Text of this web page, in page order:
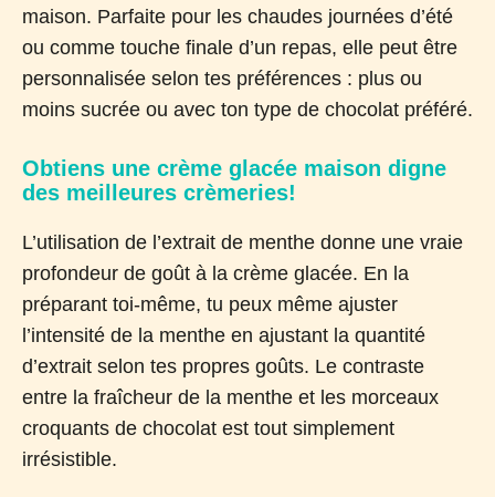
maison. Parfaite pour les chaudes journées d’été
ou comme touche finale d’un repas, elle peut être
personnalisée selon tes préférences : plus ou
moins sucrée ou avec ton type de chocolat préféré.
Obtiens une crème glacée maison digne
des meilleures crèmeries!
L’utilisation de l’extrait de menthe donne une vraie
profondeur de goût à la crème glacée. En la
préparant toi-même, tu peux même ajuster
l’intensité de la menthe en ajustant la quantité
d’extrait selon tes propres goûts. Le contraste
entre la fraîcheur de la menthe et les morceaux
croquants de chocolat est tout simplement
irrésistible.